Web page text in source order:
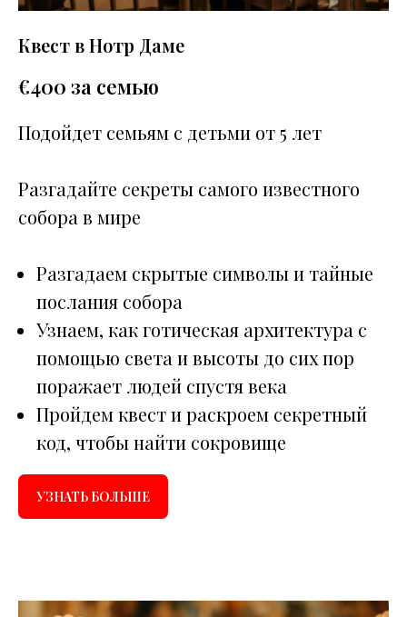
Квест в Нотр Даме
€400 за семью
Подойдет семьям с детьми от 5 лет
Разгадайте секреты самого известного
собора в мире
Разгадаем скрытые символы и тайные
послания собора
Узнаем, как готическая архитектура с
помощью света и высоты до сих пор
поражает людей спустя века
Пройдем квест и раскроем секретный
код, чтобы найти сокровище
УЗНАТЬ БОЛЬШЕ